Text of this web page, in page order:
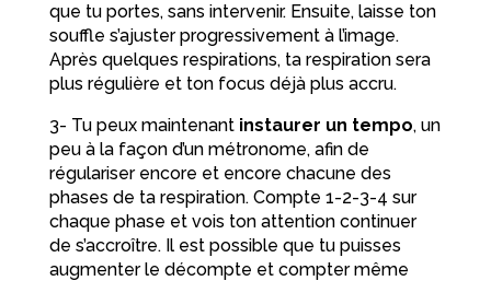
que tu portes, sans intervenir. Ensuite, laisse ton
souffle s’ajuster progressivement à l’image.
Après quelques respirations, ta respiration sera
plus régulière et ton focus déjà plus accru.
3- Tu peux maintenant instaurer un tempo, un
peu à la façon d’un métronome, afin de
régulariser encore et encore chacune des
phases de ta respiration. Compte 1-2-3-4 sur
chaque phase et vois ton attention continuer
de s’accroître. Il est possible que tu puisses
augmenter le décompte et compter même